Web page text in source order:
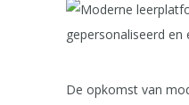
De opkomst van